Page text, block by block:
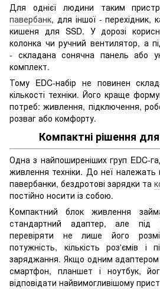
Для однієї людини таким
павербанк, для іншої - перехідник,
кишеня для SSD. У дорозі
колонка чи ручний вентилятор, а
- складана сонячна панель або
комплект.
Тому EDC-набір не повинен
кількості техніки. Його краще
потреб: живлення, підключення,
розваг або комфорту.
Компактні рішення
Одна з найпоширеніших груп EDC-
живлення техніки. До неї належать
павербанки, бездротові зарядки та
постійно носити із собою.
Компактний блок живлення
стандартний адаптер, але
перевіряти не лише його
потужність, кількість роз'ємів і
заряджання. Якщо одним
смартфон, планшет і ноутбук,
відповідати найвимогливішому